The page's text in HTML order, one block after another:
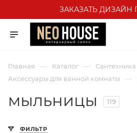
ЗАКАЗАТЬ ДИЗАЙН
Главная — Каталог — Сантехника
Аксессуары для ванной комнаты —
мыльницы 119
ФИЛЬТР